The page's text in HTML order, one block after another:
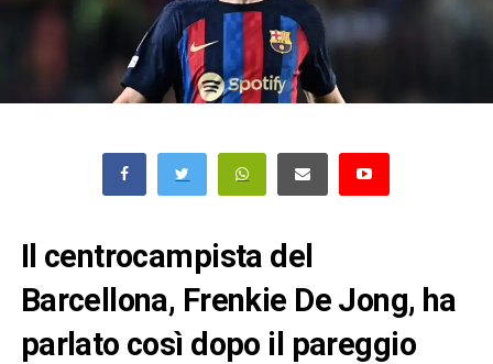
Il centrocampista del
Barcellona, Frenkie De Jong, ha
parlato così dopo il pareggio